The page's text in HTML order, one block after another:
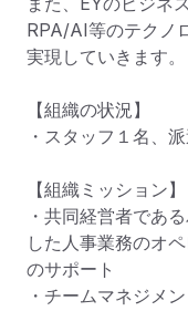
RPA/AI等のテクノ
実現していきます。
【組織の状況】
・スタッフ１名、
【組織ミッション】
・共同経営者であ
した人事業務のオ
のサポート
・チームマネジメン